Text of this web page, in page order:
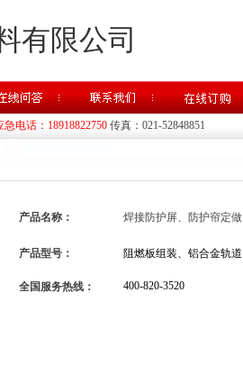
有限公司
电话：18918822750传真：021-52848851
产品名称： 焊接防护屏、防护帘定做
产品型号： 阻燃板组装、铝合金轨道
全国服务热线： 400-820-3520